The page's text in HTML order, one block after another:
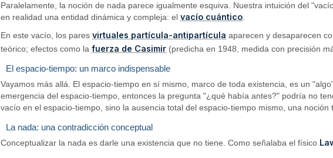
Paralelamente, la noción de nada parece igualmente esquiva. Nuestra intuición del
en realidad una entidad dinámica y compleja: elvacío cuántico.
En este vacío, los paresvirtuales partícula-antipartícula aparecen y desaparecen
teórico; efectos como lafuerza de Casimir (predicha en 1948, medida con precisión
El espacio-tiempo: un marco indispensable
Vayamos más allá. El espacio-tiempo en sí mismo, marco de toda existencia, es un
emergencia del espacio-tiempo, entonces la pregunta "¿qué había antes?" podría no
vacío en el espacio-tiempo, sino la ausencia total del espacio-tiempo mismo, una
La nada: una contradicción conceptual
Conceptualizar la nada es darle una existencia que no tiene. Como señalaba el físico